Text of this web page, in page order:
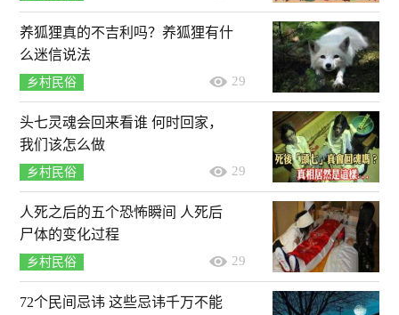
养狐狸真的不吉利吗？养狐狸有什
么迷信说法
乡村民俗 29
头七灵魂会回来看谁 何时回家，
我们该怎么做
乡村民俗 29
人死之后的五个恐怖瞬间 人死后
尸体的变化过程
乡村民俗 29
72个民间忌讳 这些忌讳千万不能